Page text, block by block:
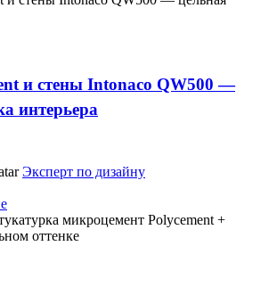
и стены Intonaco QW500 —
интерьера
Эксперт по дизайну